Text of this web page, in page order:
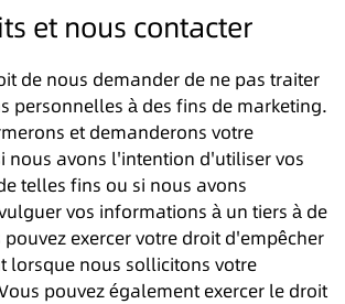
et nous contacter
de nous demander de ne pas traiter
personnelles à des fins de marketing.
et demanderons votre
nous avons l'intention d'utiliser vos
telles fins ou si nous avons
vos informations à un tiers à de
exercer votre droit d'empêcher
lorsque nous sollicitons votre
pouvez également exercer le droit